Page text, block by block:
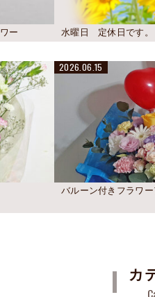
ー 水曜日 定休日です。
2026.06.15
バルーン付きフラワ
カ